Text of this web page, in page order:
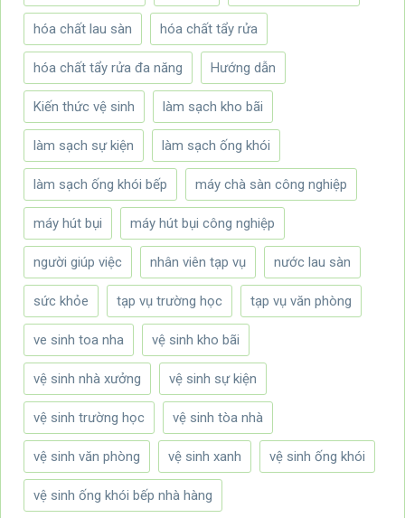
hóa chất lau sàn hóa chất tẩy rửa
hóa chất tẩy rửa đa năng Hướng dẫn
Kiến thức vệ sinh làm sạch kho bãi
làm sạch sự kiện làm sạch ống khói
làm sạch ống khói bếp máy chà sàn công nghiệp
máy hút bụi máy hút bụi công nghiệp
người giúp việc nhân viên tạp vụ nước lau sàn
sức khỏe tạp vụ trường học tạp vụ văn phòng
ve sinh toa nha vệ sinh kho bãi
vệ sinh nhà xưởng vệ sinh sự kiện
vệ sinh trường học vệ sinh tòa nhà
vệ sinh văn phòng vệ sinh xanh vệ sinh ống khói
vệ sinh ống khói bếp nhà hàng